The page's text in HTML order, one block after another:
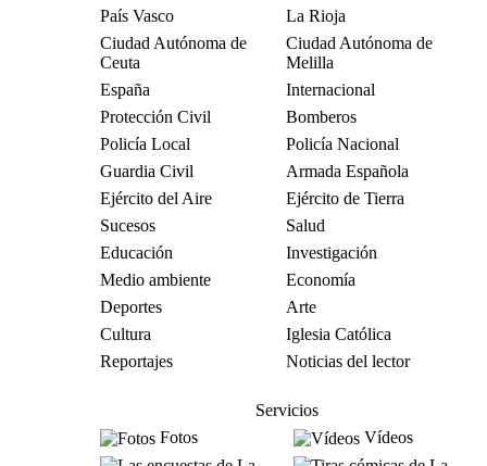
País Vasco
La Rioja
Ciudad Autónoma de
Ceuta
Ciudad Autónoma de
Melilla
España
Internacional
Protección Civil
Bomberos
Policía Local
Policía Nacional
Guardia Civil
Armada Española
Ejército del Aire
Ejército de Tierra
Sucesos
Salud
Educación
Investigación
Medio ambiente
Economía
Deportes
Arte
Cultura
Iglesia Católica
Reportajes
Noticias del lector
Servicios
Fotos
Vídeos